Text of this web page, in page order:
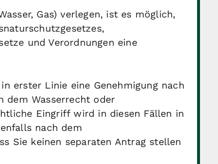
Gas) verlegen, ist es möglich,
und Verordnungen eine
erster Linie eine Genehmigung nach
dem Wasserrecht oder
Eingriff wird in diesen Fällen in
nach dem
Sie keinen separaten Antrag stellen